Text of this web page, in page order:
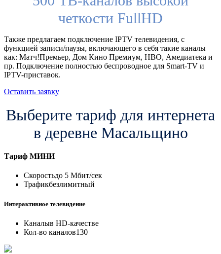
четкости FullHD
Также предлагаем подключение IPTV телевидения, с
функцией записи/паузы, включающего в себя такие каналы
как: Матч!Премьер, Дом Кино Премиум, HBO, Амедиатека и
пр. Подключение полностью беспроводное для Smart-TV и
IPTV-приставок.
Оставить заявку
Выберите тариф для интернета
в деревне Масальщино
Тариф МИНИ
Скоростьдо 5 Мбит/сек
Трафикбезлимитный
Интерактивное телевидение
Каналыв HD-качестве
Кол-во каналов130